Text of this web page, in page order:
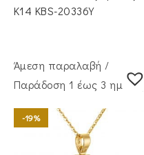
Κ14 KBS-20336Y
Άμεση παραλαβή /
Παράδoση 1 έως 3 ημέρες
-19%